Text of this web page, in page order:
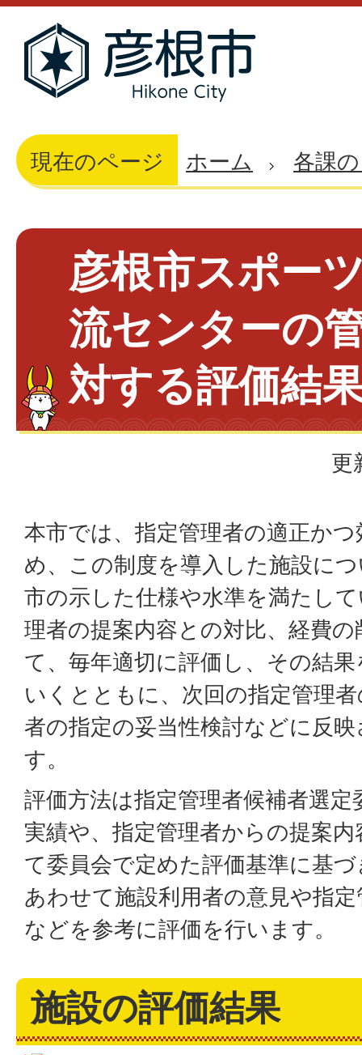
現在のページ ホーム 各課
彦根市スポー
流センターの
対する評価結
更
本市では、指定管理者の適正か
め、この制度を導入した施設に
市の示した仕様や水準を満たし
理者の提案内容との対比、経費
て、毎年適切に評価し、その結
いくとともに、次回の指定管理
者の指定の妥当性検討などに反
す。
評価方法は指定管理者候補者選
実績や、指定管理者からの提案
て委員会で定めた評価基準に基
あわせて施設利用者の意見や指
などを参考に評価を行います。
施設の評価結果